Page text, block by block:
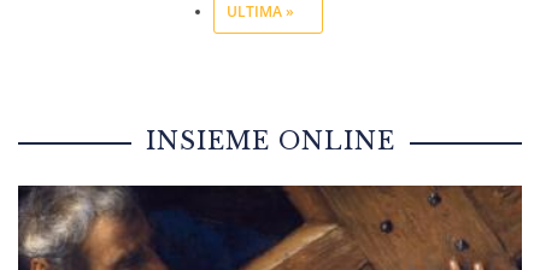
ULTIMA »
INSIEME ONLINE